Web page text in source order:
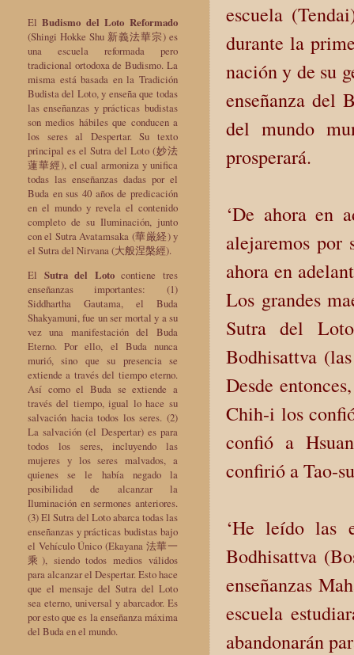
escuela
durante la
nación y de su
enseñanza del
del mundo
prosperará.
‘De ahora en
alejaremos por
ahora en
Los grandes
Sutra del
Bodhisattva
Desde
Chih-i los
confió a
confirió a Tao-
‘He leído las
Bodhisattva
enseñanzas
escuela
abandonarán
ElBudismo del Loto Reformado
(Shingi Hokke Shu 新義法華宗) es
una escuela reformada pero
tradicional ortodoxa de Budismo. La
misma está basada en la Tradición
Budista del Loto, y enseña que todas
las enseñanzas y prácticas budistas
son medios hábiles que conducen a
los seres al Despertar. Su texto
principal es el Sutra del Loto (妙法
蓮華經), el cual armoniza y unifica
todas las enseñanzas dadas por el
Buda en sus 40 años de predicación
en el mundo y revela el contenido
completo de su Iluminación, junto
con el Sutra Avatamsaka (華厳経) y
el Sutra del Nirvana (大般涅槃經).
El Sutra del Lotocontiene tres
enseñanzas importantes: (1)
Siddhartha Gautama, el Buda
Shakyamuni, fue un ser mortal y a su
vez una manifestación del Buda
Eterno. Por ello, el Buda nunca
murió, sino que su presencia se
extiende a través del tiempo eterno.
Así como el Buda se extiende a
través del tiempo, igual lo hace su
salvación hacia todos los seres. (2)
La salvación (el Despertar) es para
todos los seres, incluyendo las
mujeres y los seres malvados, a
quienes se le había negado la
posibilidad de alcanzar la
Iluminación en sermones anteriores.
(3) El Sutra del Loto abarca todas las
enseñanzas y prácticas budistas bajo
el Vehículo Único (Ekayana 法華一
乘), siendo todos medios válidos
para alcanzar el Despertar. Esto hace
que el mensaje del Sutra del Loto
sea eterno, universal y abarcador. Es
por esto que es la enseñanza máxima
del Buda en el mundo.